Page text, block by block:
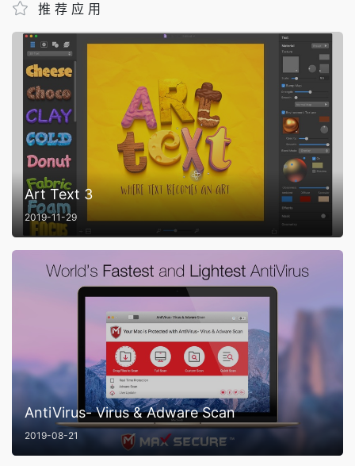
推荐应用
Art Text 3
2019-11-29
AntiVirus- Virus & Adware Scan
2019-08-21